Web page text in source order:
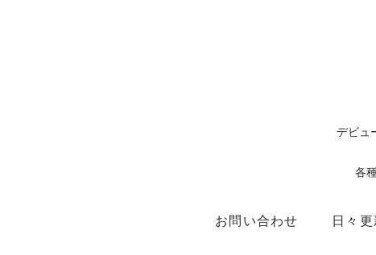
デビュ
各
お問い合わせ 日々